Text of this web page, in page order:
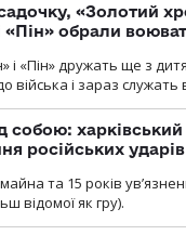
«Золотий
обрали
і «Пін» дружать ще з
війська і зараз служать
собою:
російських ударів
та 15 років
відомої як гру).